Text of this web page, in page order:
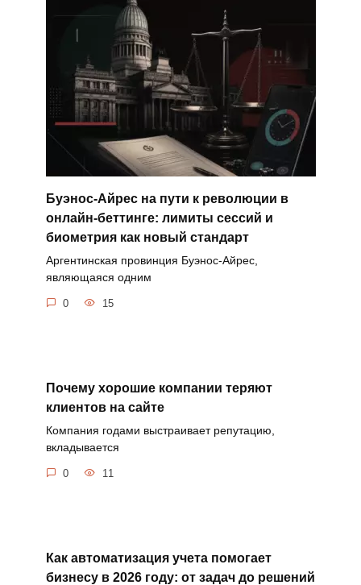
Буэнос-Айрес на пути к революции в
онлайн-беттинге: лимиты сессий и
биометрия как новый стандарт
Аргентинская провинция Буэнос-Айрес,
являющаяся одним
0 15
Почему хорошие компании теряют
клиентов на сайте
Компания годами выстраивает репутацию,
вкладывается
0 11
Как автоматизация учета помогает
бизнесу в 2026 году: от задач до решений